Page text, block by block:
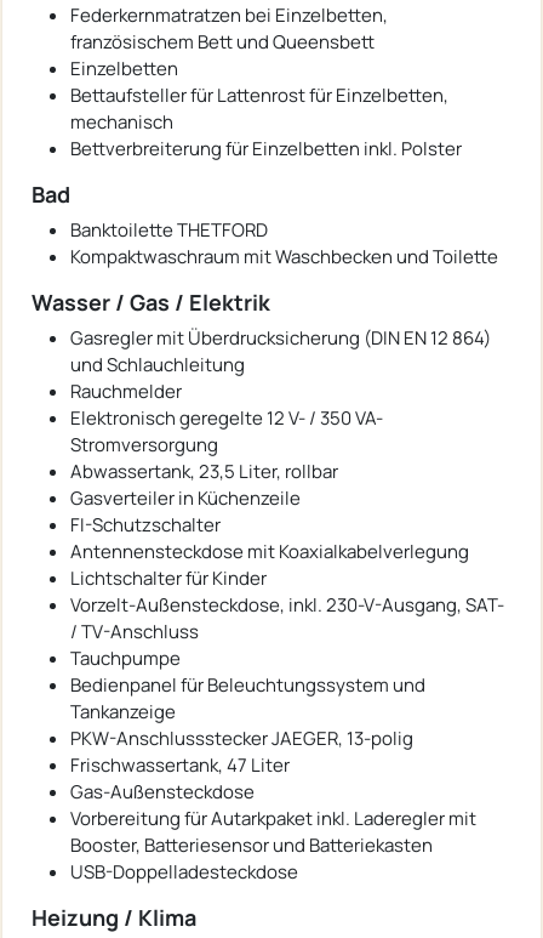
Federkernmatratzen bei Einzelbetten,
französischem Bett und Queensbett
Einzelbetten
Bettaufsteller für Lattenrost für Einzelbetten,
mechanisch
Bettverbreiterung für Einzelbetten inkl. Polster
Bad
Banktoilette THETFORD
Kompaktwaschraum mit Waschbecken und Toilette
Wasser / Gas / Elektrik
Gasregler mit Überdrucksicherung (DIN EN 12 864)
und Schlauchleitung
Rauchmelder
Elektronisch geregelte 12 V- / 350 VA-
Stromversorgung
Abwassertank, 23,5 Liter, rollbar
Gasverteiler in Küchenzeile
FI-Schutzschalter
Antennensteckdose mit Koaxialkabelverlegung
Lichtschalter für Kinder
Vorzelt-Außensteckdose, inkl. 230-V-Ausgang, SAT-
/ TV-Anschluss
Tauchpumpe
Bedienpanel für Beleuchtungssystem und
Tankanzeige
PKW-Anschlussstecker JAEGER, 13-polig
Frischwassertank, 47 Liter
Gas-Außensteckdose
Vorbereitung für Autarkpaket inkl. Laderegler mit
Booster, Batteriesensor und Batteriekasten
USB-Doppelladesteckdose
Heizung / Klima